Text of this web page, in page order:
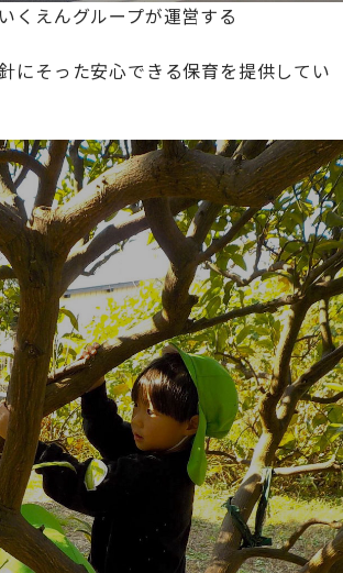
くえんグループが運営する
にそった安心できる保育を提供してい